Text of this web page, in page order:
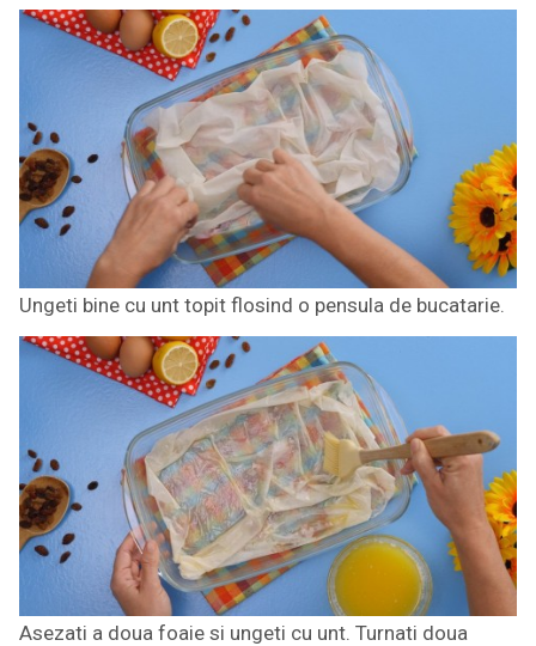
Ungeti bine cu unt topit flosind o pensula de bucatarie.
Asezati a doua foaie si ungeti cu unt. Turnati doua